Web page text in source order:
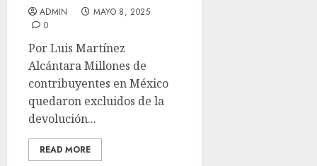
ADMIN
MAYO 8, 2025
0
Por Luis Martínez
Alcántara Millones de
contribuyentes en México
quedaron excluidos de la
devolución...
READ MORE